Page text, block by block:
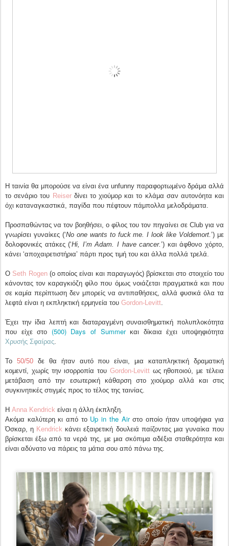
Η ταινία θα μπορούσε να είναι ένα unfunny παραφορτωμένο δράμα αλλά
το σενάριο του Reiser δίνει το χιούμορ και το κλάμα σαν αυτονόητα και
όχι καταναγκαστικά, παγίδα που πέφτουν πάμπολλα μελοδράματα.
Προσπαθώντας να τον βοηθήσει, ο φίλος του τον πηγαίνει σε Club για να
γνωρίσει γυναίκες (‘No one wants to fuck me. I look like Voldemort.’) με
δολοφονικές ατάκες (‘Hi, I’m Adam. I have cancer.’) και άφθονο χόρτο,
κάνει ‘αποχαιρετιστήρια’ πάρτι προς τιμή του και άλλα πολλά τρελά.
Ο Seth Rogen(ο οποίος είναι και παραγωγός) βρίσκεται στο στοιχείο του
κάνοντας τον καραγκιόζη φίλο που όμως νοιάζεται πραγματικά και που
σε καμία περίπτωση δεν μπορείς να αντιπαθήσεις, αλλά φυσικά όλα τα
λεφτά είναι η εκπληκτική ερμηνεία του Gordon-Levitt
Έχει την ίδια λεπτή και διαταραγμένη συναισθηματική πολυπλοκότητα
που είχε στο (500) Days of Summerκαι δίκαια έχει υποψηφιότητα
Χρυσής Σφαίρας
Το 50/50δε θα ήταν αυτό που είναι, μια καταπληκτική δραματική
κομεντί, χωρίς την ισορροπία του Gordon-Levittως ηθοποιού, με τέλεια
μετάβαση από την εσωτερική κάθαρση στο χιούμορ αλλά και στις
συγκινητικές στιγμές προς το τέλος της ταινίας.
Η Anna Kendrick είναι η άλλη έκπληξη.
Ακόμα καλύτερη κι από το Up in the Airστο οποίο ήταν υποψήφια για
Όσκαρ, η Kendrickκάνει εξαιρετική δουλειά παίζοντας μια γυναίκα που
βρίσκεται έξω από τα νερά της, με μια σκόπιμα αδέξια σταθερότητα και
είναι αδύνατο να πάρεις τα μάτια σου από πάνω της.